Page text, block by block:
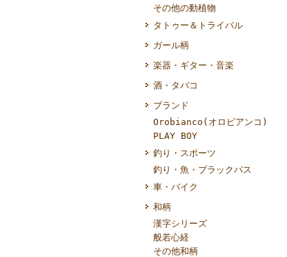
その他の動植物
タトゥー＆トライバル
ガール柄
楽器・ギター・音楽
酒・タバコ
ブランド
Orobianco(オロビアンコ)
PLAY BOY
釣り・スポーツ
釣り・魚・ブラックバス
車・バイク
和柄
漢字シリーズ
般若心経
その他和柄